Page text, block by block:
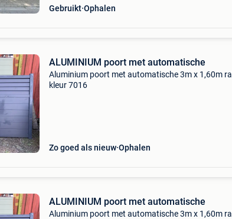
Gebruikt Ophalen
ALUMINIUM poort met automatische
Aluminium poort met automatische 3m x 1,60m ral
kleur 7016
Zo goed als nieuw Ophalen
ALUMINIUM poort met automatische
Aluminium poort met automatische 3m x 1,60m ral